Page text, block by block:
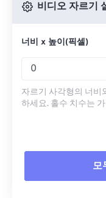
비디오 자르기
너비 x 높이(픽셀)
자르기 사각형의 너
하세요. 홀수 치수는
모